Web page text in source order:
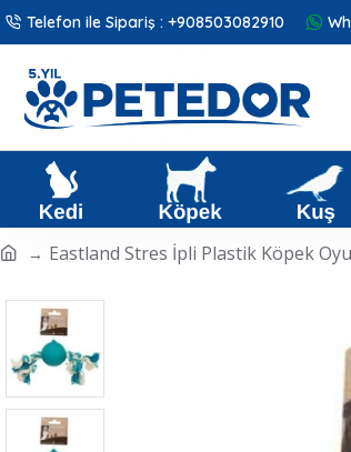
Telefon ile Sipariş : +908503082910
Eastland Stres İpli Plastik Köpek